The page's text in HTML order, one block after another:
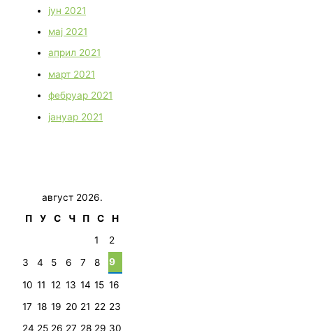
јун 2021
мај 2021
април 2021
март 2021
фебруар 2021
јануар 2021
август 2026.
П
У С Ч П С
Н
1
2
3
4 5 6 7 8 9
10 11 12 13 14 15 16
17 18 19 20 21 22 23
24 25 26 27 28 29 30